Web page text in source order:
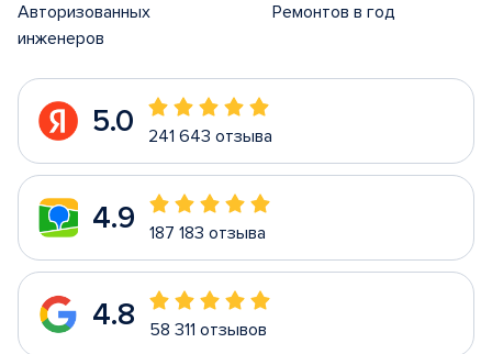
Авторизованных
инженеров
Ремонтов в год
5.0 241 643 отзыва
4.9 187 183 отзыва
4.8 58 311 отзывов